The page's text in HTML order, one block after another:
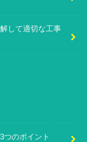
して適切な工事
つのポイント